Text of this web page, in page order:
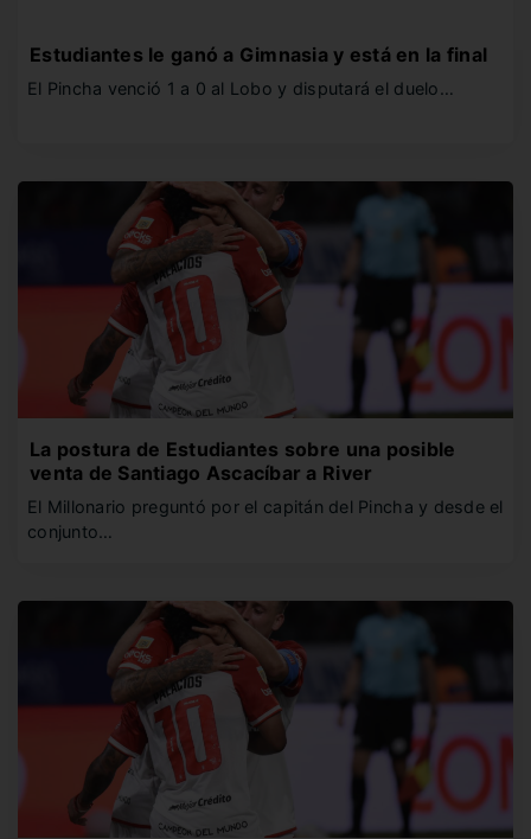
Estudiantes le ganó a Gimnasia y está en la final
El Pincha venció 1 a 0 al Lobo y disputará el duelo…
La postura de Estudiantes sobre una posible
venta de Santiago Ascacíbar a River
El Millonario preguntó por el capitán del Pincha y desde el
conjunto…